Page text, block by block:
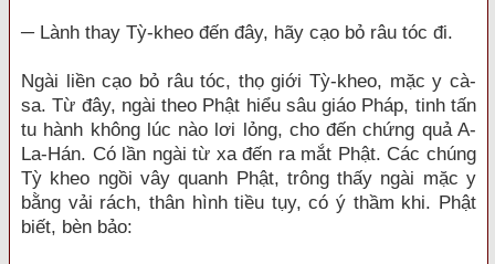
─ Lành thay Tỳ-kheo đến đây, hãy cạo bỏ râu tóc đi.
Ngài liền cạo bỏ râu tóc, thọ giới Tỳ-kheo, mặc y cà-
sa. Từ đây, ngài theo Phật hiểu sâu giáo Pháp, tinh tấn
tu hành không lúc nào lơi lỏng, cho đến chứng quả A-
La-Hán. Có lần ngài từ xa đến ra mắt Phật. Các chúng
Tỳ kheo ngồi vây quanh Phật, trông thấy ngài mặc y
bằng vải rách, thân hình tiều tụy, có ý thầm khi. Phật
biết, bèn bảo: